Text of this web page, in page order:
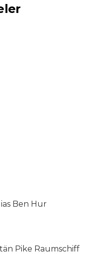
Ben Hur
Pike Raumschiff